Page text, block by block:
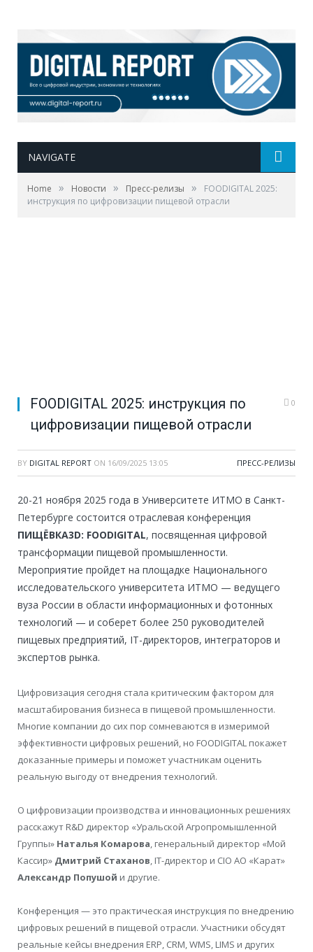
NAVIGATE
Home » Новости » Пресс-релизы »
FOODIGITAL 2025:
инструкция по цифровизации пищевой отрасли
FOODIGITAL 2025: инструкция по
цифровизации пищевой отрасли
0
BY DIGITAL REPORT ON 16/09/2025 13:05 ПРЕСС-РЕЛИЗЫ
20-21 ноября 2025 года в Университете ИТМО в Санкт-
Петербурге состоится отраслевая конференция
ПИЩЁВКА3D: FOODIGITAL, посвященная цифровой
трансформации пищевой промышленности.
Мероприятие пройдет на площадке Национального
исследовательского университета ИТМО — ведущего
вуза России в области информационных и фотонных
технологий — и соберет более 250 руководителей
пищевых предприятий, IT-директоров, интеграторов и
экспертов рынка.
Цифровизация сегодня стала критическим фактором для
масштабирования бизнеса в пищевой промышленности.
Многие компании до сих пор сомневаются в измеримой
эффективности цифровых решений, но FOODIGITAL покажет
доказанные примеры и поможет участникам оценить
реальную выгоду от внедрения технологий.
О цифровизации производства и инновационных решениях
расскажут R&D директор «Уральской Агропромышленной
Группы» Наталья Комарова, генеральный директор «Мой
Кассир» Дмитрий Стаханов, IT-директор и CIO АО «Карат»
Александр Попушой и другие.
Конференция — это практическая инструкция по внедрению
цифровых решений в пищевой отрасли. Участники обсудят
реальные кейсы внедрения ERP, CRM, WMS, LIMS и других